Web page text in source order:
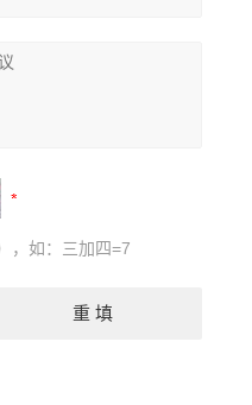
，如：三加四=7